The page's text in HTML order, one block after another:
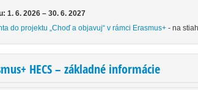
1. 6. 2026 – 30. 6. 2027
do projektu „Choď a objavuj“ v rámci Erasmus+ - na
HECS – základné informácie